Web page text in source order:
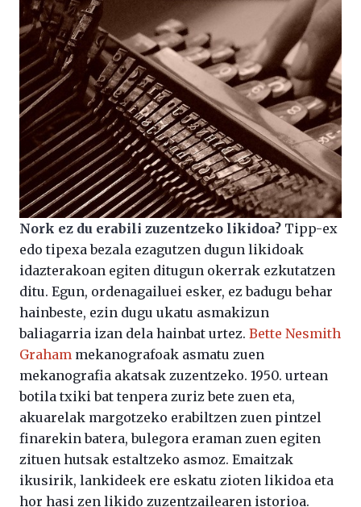
Nork ez du erabili zuzentzeko likidoa? Tipp-ex
edo tipexa bezala ezagutzen dugun likidoak
idazterakoan egiten ditugun okerrak ezkutatzen
ditu. Egun, ordenagailuei esker, ez badugu behar
hainbeste, ezin dugu ukatu asmakizun
baliagarria izan dela hainbat urtez. Bette Nesmith
Graham mekanografoak asmatu zuen
mekanografia akatsak zuzentzeko. 1950. urtean
botila txiki bat tenpera zuriz bete zuen eta,
akuarelak margotzeko erabiltzen zuen pintzel
finarekin batera, bulegora eraman zuen egiten
zituen hutsak estaltzeko asmoz. Emaitzak
ikusirik, lankideek ere eskatu zioten likidoa eta
hor hasi zen likido zuzentzailearen istorioa.